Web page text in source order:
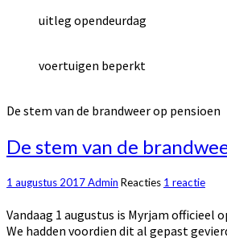
uitleg opendeurdag
voertuigen beperkt
De stem van de brandweer op pensioen
De stem van de
1 augustus 2017Admin Reacties 1 reactie
Vandaag 1 augustus is Myrjam officieel
We hadden voordien dit al gepast